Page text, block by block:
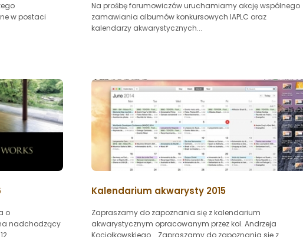
w postaci
Na prośbę forumowiczów uruchamiamy akcję wspólnego
zamawiania albumów konkursowych IAPLC oraz
kalendarzy akwarystycznych...
o
nadchodzący
Kalendarium akwarysty 2015
Zapraszamy do zapoznania się z kalendarium
akwarystycznym opracowanym przez kol. Andrzeja
Kociołkowskiego... Zapraszamy do zapoznania się z...